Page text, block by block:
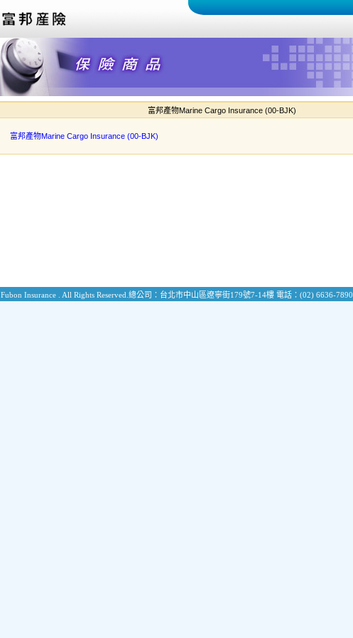
富邦產物Marine Cargo Insurance (00-BJK)
富邦產物Marine Cargo Insurance (00-BJK)
Fubon Insurance . All Rights Reserved. 總公司：台北市中山區遼寧街179號7-14樓 電話：(02) 6636-7890